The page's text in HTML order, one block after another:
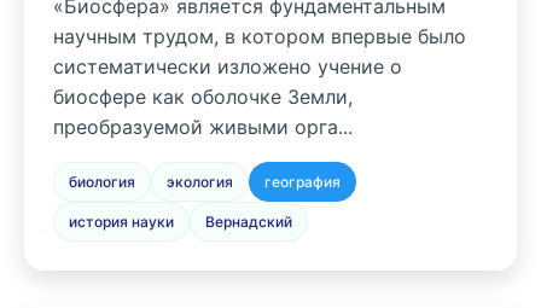
«Биосфера» является фундаментальным
научным трудом, в котором впервые было
систематически изложено учение о
биосфере как оболочке Земли,
преобразуемой живыми орга...
биология экология география
история науки Вернадский